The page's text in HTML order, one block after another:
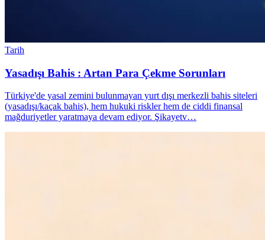
Tarih
Yasadışı Bahis : Artan Para Çekme Sorunları
Türkiye'de yasal zemini bulunmayan yurt dışı merkezli bahis siteleri
(yasadışı/kaçak bahis), hem hukuki riskler hem de ciddi finansal
mağduriyetler yaratmaya devam ediyor. Şikayetv…